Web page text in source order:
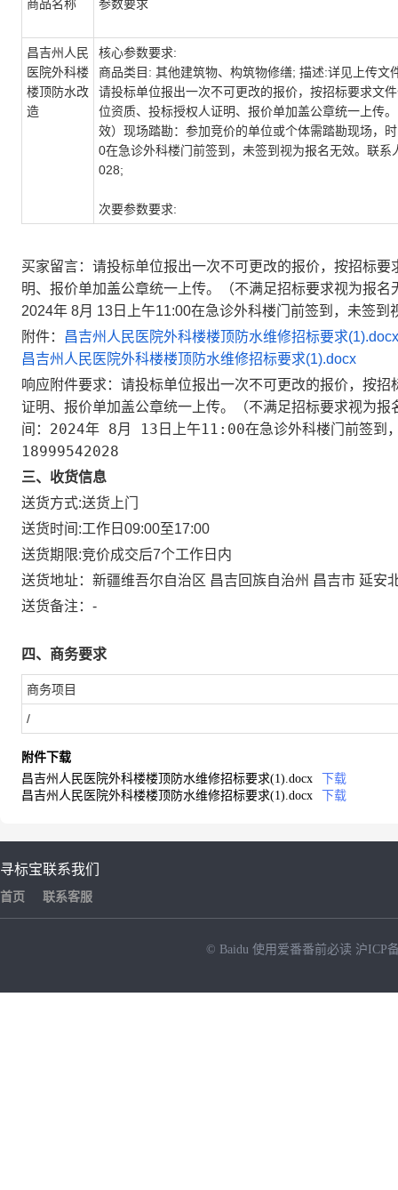
商品名称 参数要求
昌吉州人民
医院外科楼
楼顶防水改
造
核心参数要求:
商品类目: 其他建筑物、构筑物修缮; 描述:详见上传文
请投标单位报出一次不可更改的报价，按招标要求文
位资质、投标授权人证明、报价单加盖公章统一上传
效）现场踏勘：参加竞价的单位或个体需踏勘现场，
0在急诊外科楼门前签到，未签到视为报名无效。联
028;
次要参数要求:
买家留言：请投标单位报出一次不可更改的报价，按招标
明、报价单加盖公章统一上传。（不满足招标要求视为报
2024年 8月 13日上午11:00在急诊外科楼门前签到，未签
附件： 昌吉州人民医院外科楼楼顶防水维修招标要求(1).docx
昌吉州人民医院外科楼楼顶防水维修招标要求(1).docx
响应附件要求：请投标单位报出一次不可更改的报价，按
证明、报价单加盖公章统一上传。（不满足招标要求视为
间：2024年 8月 13日上午11:00在急诊外科楼门前签到
18999542028
三、收货信息
送货方式:送货上门
送货时间:工作日09:00至17:00
送货期限:竞价成交后7个工作日内
送货地址： 新疆维吾尔自治区 昌吉回族自治州 昌吉市 延安
送货备注： -
四、商务要求
商务项目
/
附件下载
昌吉州人民医院外科楼楼顶防水维修招标要求(1).docx
下载
昌吉州人民医院外科楼楼顶防水维修招标要求(1).docx
下载
寻标宝
首页
联系我们
联系客服
© Baidu 使用爱番番前必读 沪ICP